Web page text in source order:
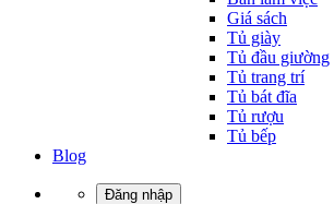
Giá sách
Tủ giày
Tủ đầu giường
Tủ trang trí
Tủ bát đĩa
Tủ rượu
Tủ bếp
Blog
Đăng nhập